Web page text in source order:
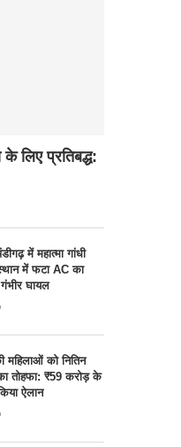
लिए प्रतिबद्ध:
में महात्मा गांधी
में फटा AC का
घायल
को नितिन
तोहफा: ₹59 करोड़ के
ऐलान